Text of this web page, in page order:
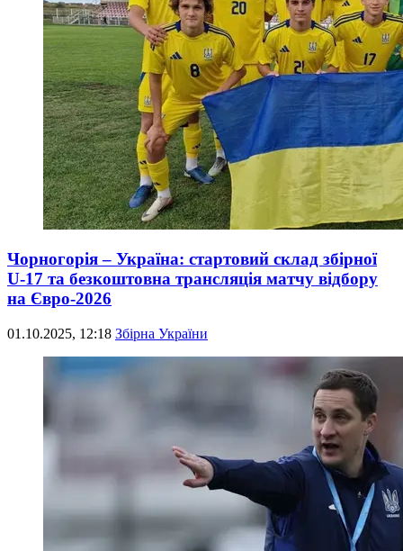
Чорногорія – Україна: стартовий склад збірної
U-17 та безкоштовна трансляція матчу відбору
на Євро-2026
01.10.2025, 12:18 Збірна України